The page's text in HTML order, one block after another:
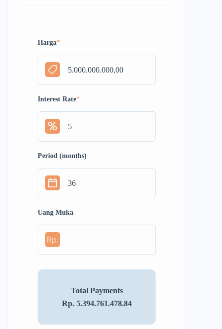
Harga*
Interest Rate*
Period (months)
Uang Muka
Rp.
Total Payments
Rp. 5.394.761.478.84